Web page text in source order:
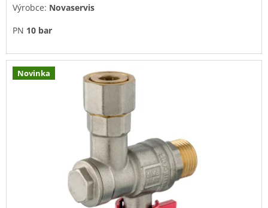
Výrobce: Novaservis
PN 10 bar
Novinka